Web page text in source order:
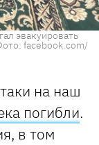
эвакуировать
facebook.com/
на наш
погибли.
в том